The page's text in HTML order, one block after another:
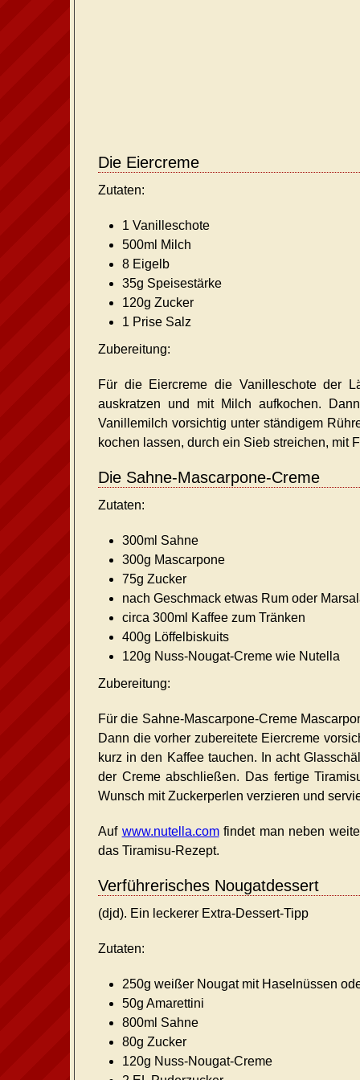
Die Eiercreme
Zutaten:
1 Vanilleschote
500ml Milch
8 Eigelb
35g Speisestärke
120g Zucker
1 Prise Salz
Zubereitung:
Für die Eiercreme die Vanilleschote der
auskratzen und mit Milch aufkochen.
Vanillemilch vorsichtig unter ständigem
kochen lassen, durch ein Sieb streichen, mit
Die Sahne-Mascarpone-Creme
Zutaten:
300ml Sahne
300g Mascarpone
75g Zucker
nach Geschmack etwas Rum oder
circa 300ml Kaffee zum Tränken
400g Löffelbiskuits
120g Nuss-Nougat-Creme wie Nutella
Zubereitung:
Für die Sahne-Mascarpone-Creme
Dann die vorher zubereitete Eiercreme
kurz in den Kaffee tauchen. In acht
der Creme abschließen. Das fertige
Wunsch mit Zuckerperlen verzieren und
Auf www.nutella.comfindet man neben
das Tiramisu-Rezept.
Verführerisches Nougatdessert
(djd). Ein leckerer Extra-Dessert-Tipp
Zutaten:
250g weißer Nougat mit Haselnüssen
50g Amarettini
800ml Sahne
80g Zucker
120g Nuss-Nougat-Creme